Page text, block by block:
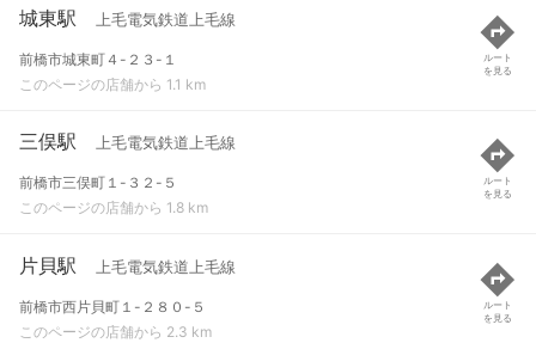
城東駅 上毛電気鉄道上毛線
前橋市城東町４-２３-１
このページの店舗から 1.1 km
ルート
を見る
三俣駅 上毛電気鉄道上毛線
前橋市三俣町１-３２-５
このページの店舗から 1.8 km
ルート
を見る
片貝駅 上毛電気鉄道上毛線
前橋市西片貝町１-２８０-５
このページの店舗から 2.3 km
ルート
を見る